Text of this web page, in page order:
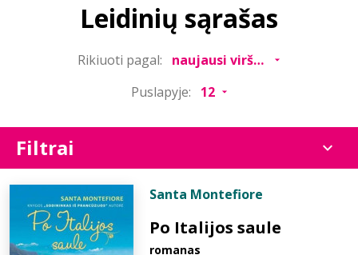
Leidinių sąrašas
Rikiuoti pagal:
Puslapyje:
Filtrai
Santa Montefiore
Po Italijos saule
romanas